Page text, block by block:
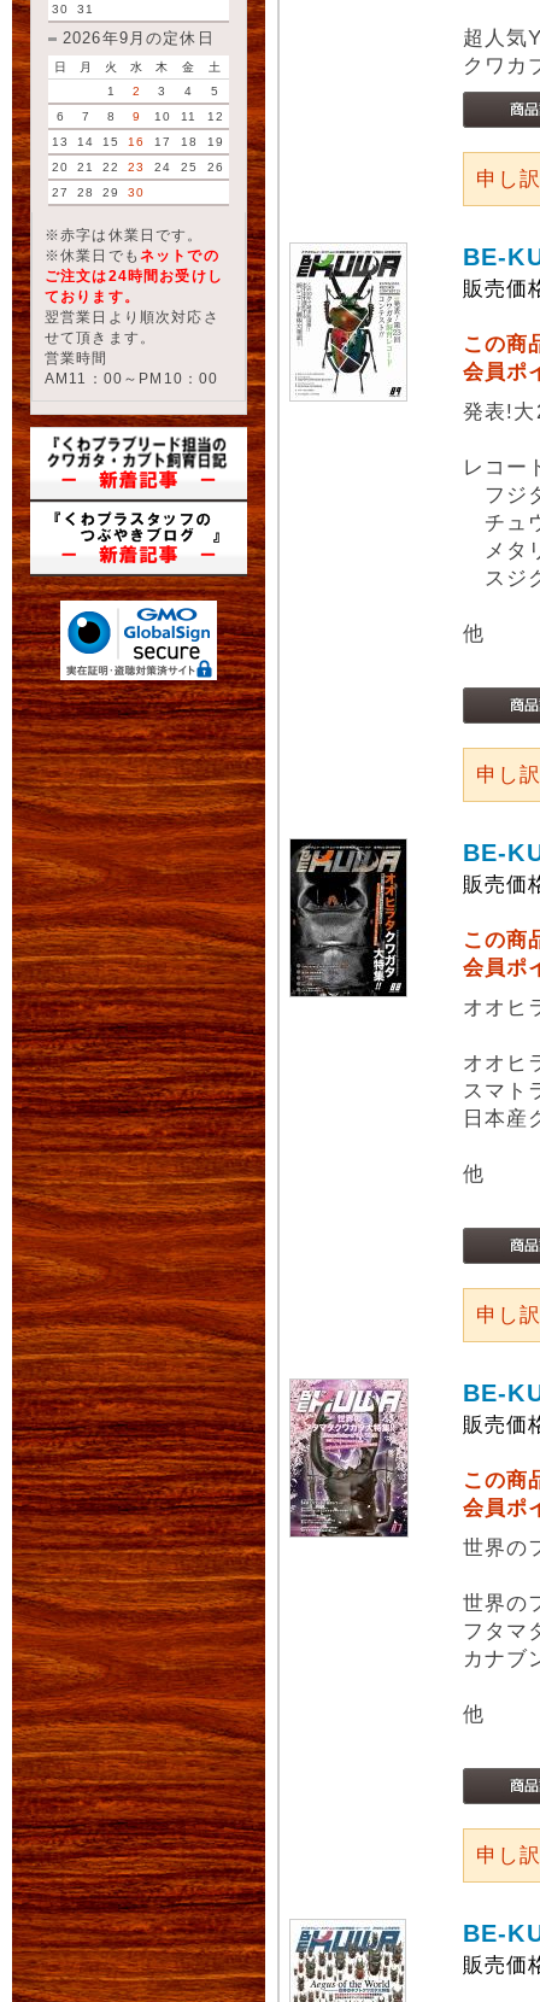
30
31
2026年9月の定休日
日 月 火 水 木 金
土
1
2 3 4
5
6
7 8 9 10 11
12
13
14 15 16 17 18
19
20
21 22 23 24 25
26
27
28 29 30
※赤字は休業日です。
※休業日でも ネットでの
ご注文は24時間お受けし
ております。
翌営業日より順次対応さ
せて頂きます。
営業時間
AM11：00～PM10：00
超人気
クワカ
申し
BE-
販売価
この商
会員ポ
発表!
レコー
フジ
チュ
メタ
スジ
他
申し
BE-
販売価
この商
会員ポ
オオヒ
オオヒ
スマト
日本産
他
申し
BE-
販売価
この商
会員ポ
世界の
世界の
フタマ
カナブ
他
申し
BE-
販売価